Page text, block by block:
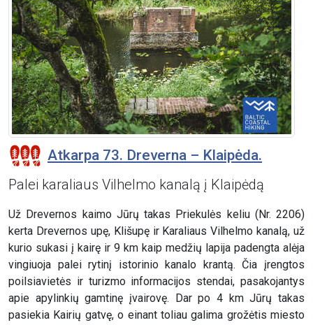
Atkarpa 73. Dreverna – Klaipėda.
Palei karaliaus Vilhelmo kanalą į Klaipėdą
Už Drevernos kaimo Jūrų takas Priekulės keliu (Nr. 2206)
kerta Drevernos upę, Klišupę ir Karaliaus Vilhelmo kanalą, už
kurio sukasi į kairę ir 9 km kaip medžių lapija padengta alėja
vingiuoja palei rytinį istorinio kanalo krantą. Čia įrengtos
poilsiavietės ir turizmo informacijos stendai, pasakojantys
apie apylinkių gamtinę įvairovę. Dar po 4 km Jūrų takas
pasiekia Kairių gatvę, o einant toliau galima grožėtis miesto